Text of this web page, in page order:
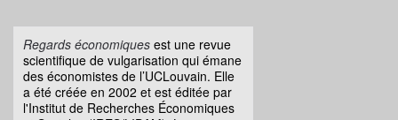
Regards économiques est une revue
scientifique de vulgarisation qui émane
des économistes de l’UCLouvain. Elle
a été créée en 2002 et est éditée par
l'Institut de Recherches Économiques